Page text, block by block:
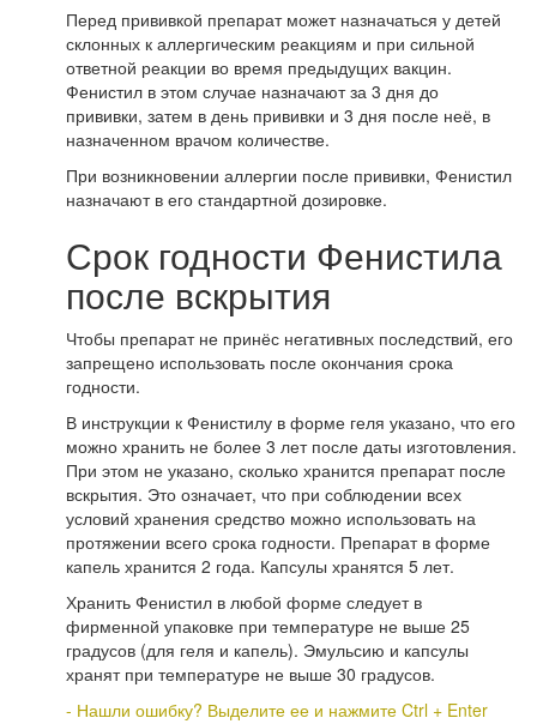
Перед прививкой препарат может назначаться у детей
склонных к аллергическим реакциям и при сильной
ответной реакции во время предыдущих вакцин.
Фенистил в этом случае назначают за 3 дня до
прививки, затем в день прививки и 3 дня после неё, в
назначенном врачом количестве.
При возникновении аллергии после прививки, Фенистил
назначают в его стандартной дозировке.
Срок годности Фенистила
после вскрытия
Чтобы препарат не принёс негативных последствий, его
запрещено использовать после окончания срока
годности.
В инструкции к Фенистилу в форме геля указано, что его
можно хранить не более 3 лет после даты изготовления.
При этом не указано, сколько хранится препарат после
вскрытия. Это означает, что при соблюдении всех
условий хранения средство можно использовать на
протяжении всего срока годности. Препарат в форме
капель хранится 2 года. Капсулы хранятся 5 лет.
Хранить Фенистил в любой форме следует в
фирменной упаковке при температуре не выше 25
градусов (для геля и капель). Эмульсию и капсулы
хранят при температуре не выше 30 градусов.
- Нашли ошибку? Выделите ее и нажмите Ctrl + Enter